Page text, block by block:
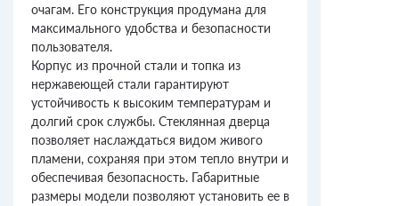
очагам. Его конструкция продумана для
максимального удобства и безопасности
пользователя.
Корпус из прочной стали и топка из
нержавеющей стали гарантируют
устойчивость к высоким температурам и
долгий срок службы. Стеклянная дверца
позволяет наслаждаться видом живого
пламени, сохраняя при этом тепло внутри и
обеспечивая безопасность. Габаритные
размеры модели позволяют установить ее в